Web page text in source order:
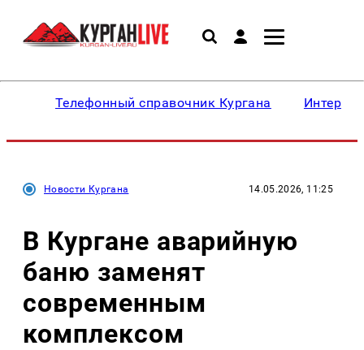
Телефонный справочник Кургана
Новости Кургана 14.05.2026, 11:25
В Кургане аварийную
баню заменят
современным
комплексом